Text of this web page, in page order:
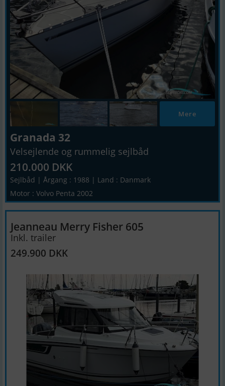
Mere
Granada 32
Velsejlende og rummelig sejlbåd
210.000 DKK
Sejlbåd | Årgang : 1988 | Land : Danmark
Motor : Volvo Penta 2002
Jeanneau Merry Fisher 605
Inkl. trailer
249.900 DKK